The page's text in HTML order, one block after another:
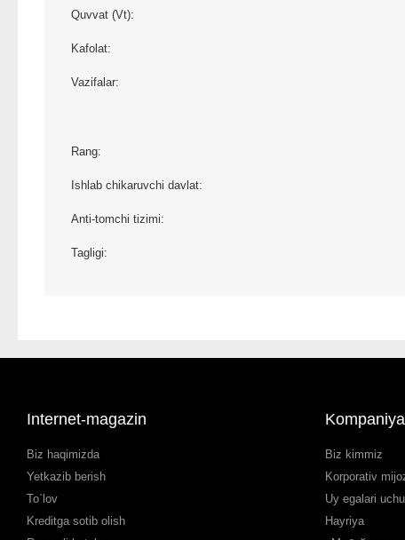
Quvvat (Vt):
Kafolat:
Vazifalar:
Rang:
Ishlab chikaruvchi davlat:
Anti-tomchi tizimi:
Tagligi:
Internet-magazin
Biz haqimizda
Yetkazib berish
To`lov
Kreditga sotib olish
Kompaniya
Biz kimmiz
Korporativ
Uy egalari
Hayriya